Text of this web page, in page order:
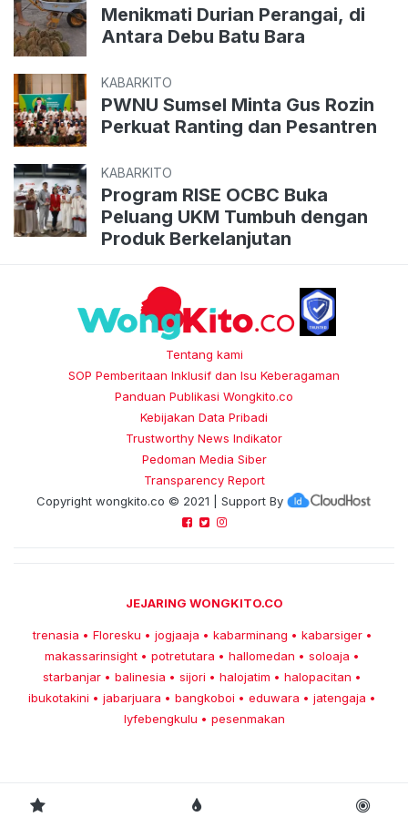
Menikmati Durian Perangai, di
Antara Debu Batu Bara
KABARKITO
PWNU Sumsel Minta Gus Rozin
Perkuat Ranting dan Pesantren
KABARKITO
Program RISE OCBC Buka
Peluang UKM Tumbuh dengan
Produk Berkelanjutan
Tentang kami
SOP Pemberitaan Inklusif dan Isu Keberagaman
Panduan Publikasi Wongkito.co
Kebijakan Data Pribadi
Trustworthy News Indikator
Pedoman Media Siber
Transparency Report
Copyright wongkito.co © 2021 | Support By
JEJARING WONGKITO.CO
trenasia • Floresku • jogjaaja • kabarminang • kabarsiger •
makassarinsight • potretutara • hallomedan • soloaja •
starbanjar • balinesia • sijori • halojatim • halopacitan •
ibukotakini • jabarjuara • bangkoboi • eduwara • jatengaja •
lyfebengkulu • pesenmakan